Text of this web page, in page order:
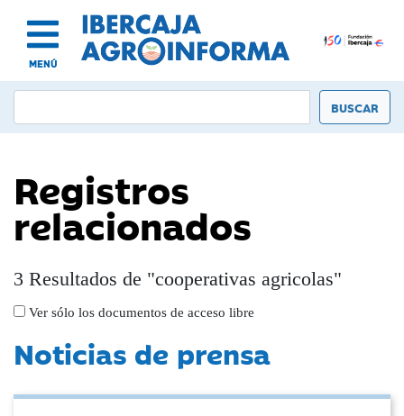
MENÚ
Registros
relacionados
3 Resultados de "cooperativas agricolas"
Ver sólo los documentos de acceso libre
Noticias de prensa